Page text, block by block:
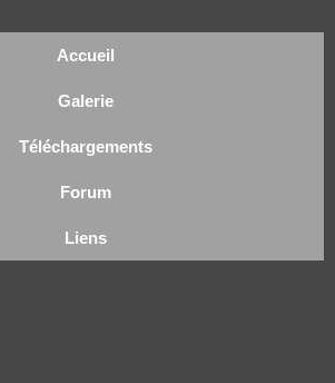
Accueil
Galerie
Téléchargements
Forum
Liens